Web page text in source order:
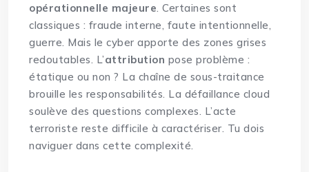
opérationnelle majeure . Certaines sont
classiques : fraude interne, faute intentionnelle,
guerre. Mais le cyber apporte des zones grises
redoutables. L’attribution pose problème :
étatique ou non ? La chaîne de sous-traitance
brouille les responsabilités. La défaillance cloud
soulève des questions complexes. L’acte
terroriste reste difficile à caractériser. Tu dois
naviguer dans cette complexité.